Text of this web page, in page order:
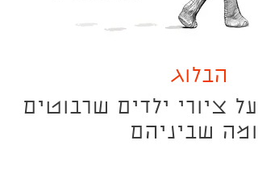
הבלוג
על ציורי ילדים שרבוטים
ומה שביניהם